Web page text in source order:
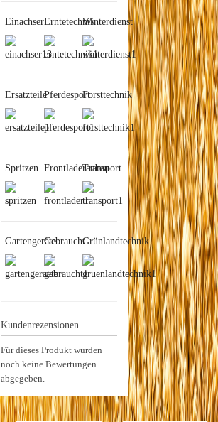
EinachserErntetechnikWinterdienst
ErsatzteilePferdesportForsttechnik
Spritzen Frontladeranbau
Transport
GartengeräteGebrauchtGrünlandtechnik
Kundenrezensionen
Für dieses Produkt wurden
noch keine Bewertungen
abgegeben.